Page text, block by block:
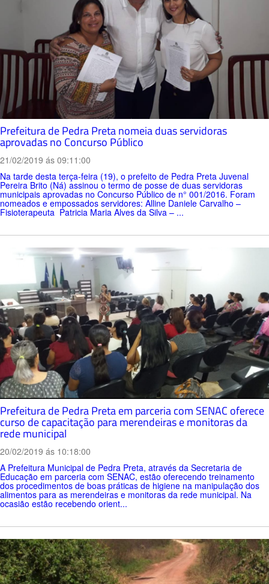
Prefeitura de Pedra Preta nomeia duas servidoras
aprovadas no Concurso Público
21/02/2019 ás 09:11:00
Na tarde desta terça-feira (19), o prefeito de Pedra Preta Juvenal
Pereira Brito (Ná) assinou o termo de posse de duas servidoras
municipais aprovadas no Concurso Público de n° 001/2016. Foram
nomeados e empossados servidores: Alline Daniele Carvalho –
Fisioterapeuta Patricia Maria Alves da Silva – ...
Prefeitura de Pedra Preta em parceria com SENAC oferece
curso de capacitação para merendeiras e monitoras da
rede municipal
20/02/2019 ás 10:18:00
A Prefeitura Municipal de Pedra Preta, através da Secretaria de
Educação em parceria com SENAC, estão oferecendo treinamento
dos procedimentos de boas práticas de higiene na manipulação dos
alimentos para as merendeiras e monitoras da rede municipal. Na
ocasião estão recebendo orient...